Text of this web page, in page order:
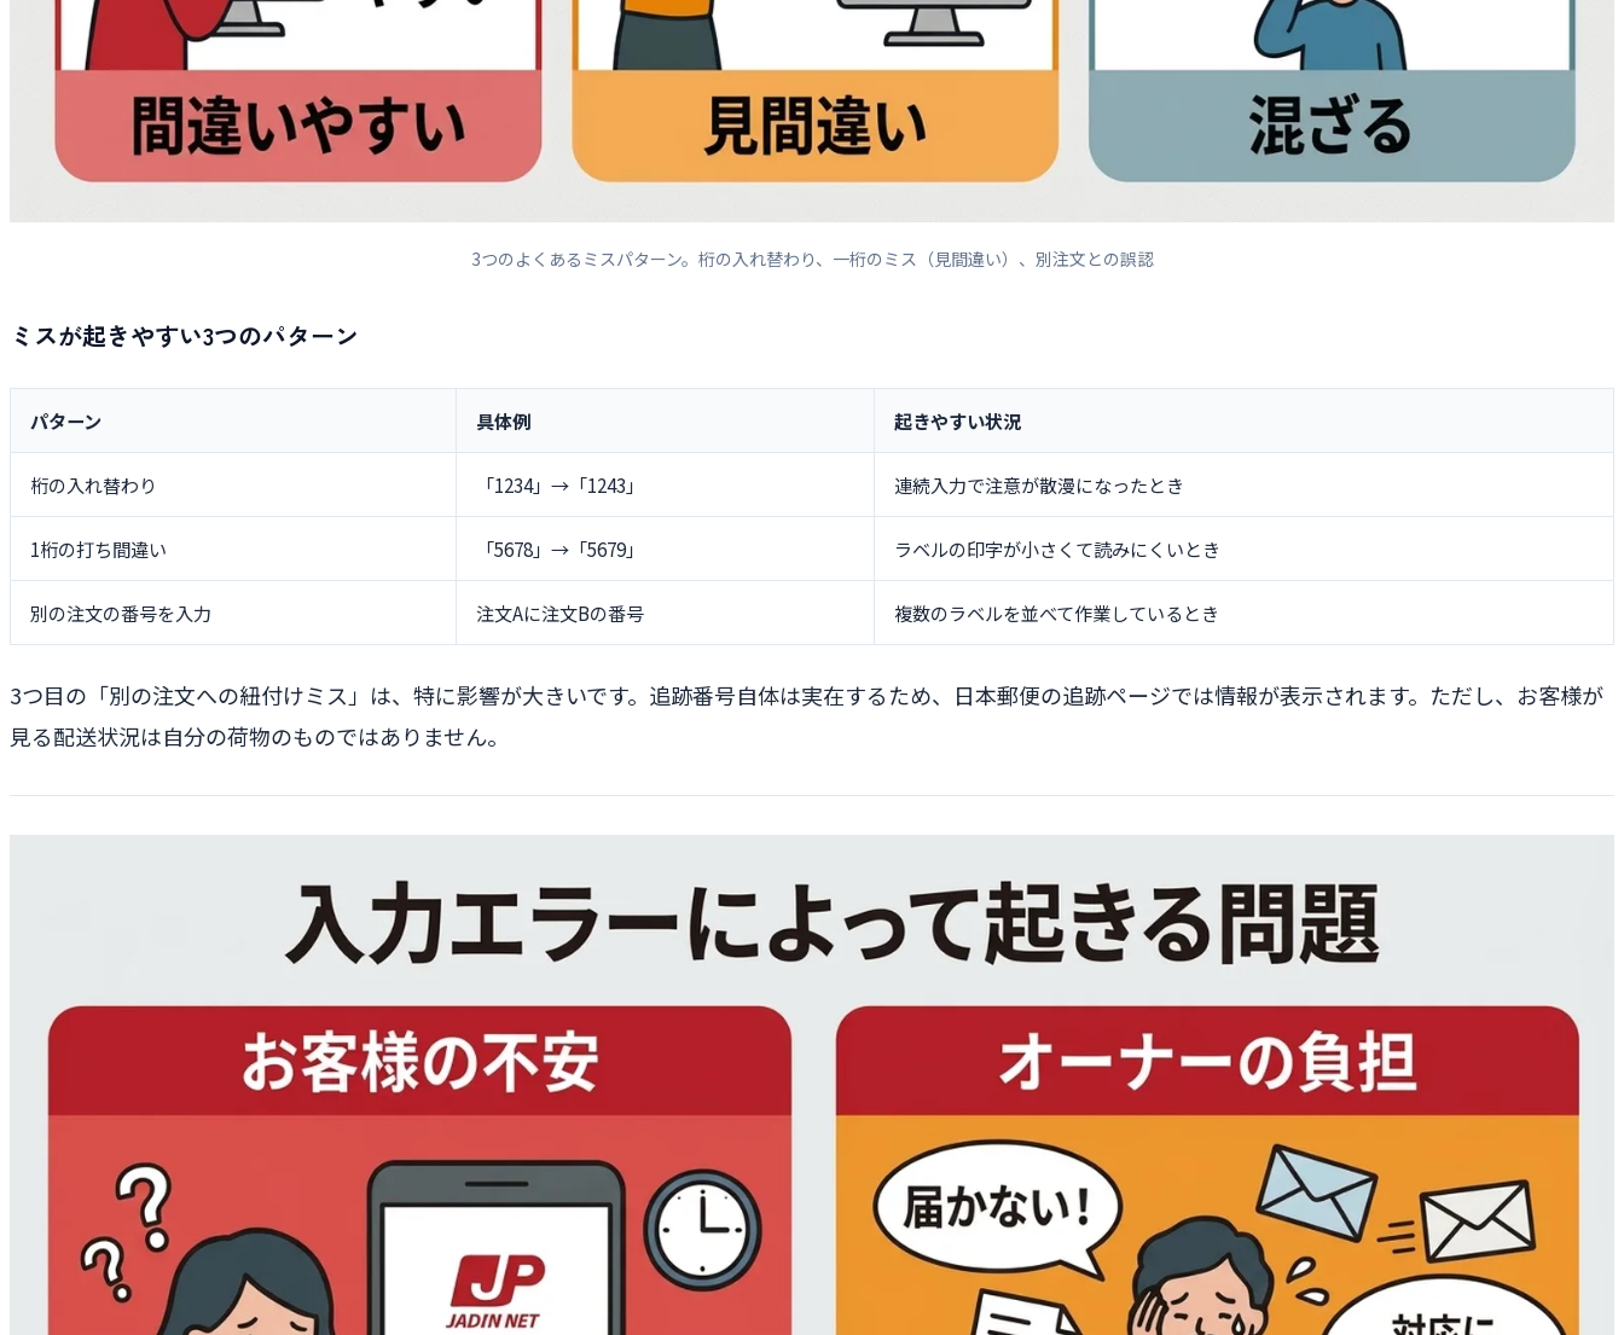
3つのよくあるミスパターン。桁の入れ替わり、一桁のミス（見間違い）、別注文との誤認
ミスが起きやすい3つのパターン
パターン 具体例 起きやすい状況
桁の入れ替わり 「1234」→「1243」 連続入力で注意が散漫になったとき
1桁の打ち間違い 「5678」→「5679」 ラベルの印字が小さくて読みにくいとき
別の注文の番号を入力 注文Aに注文Bの番号 複数のラベルを並べて作業しているとき
3つ目の「別の注文への紐付けミス」は、特に影響が大きいです。追跡番号自体は実在するため、日本郵便の追跡ページでは情報が表示されます。ただし、お客様が
見る配送状況は自分の荷物のものではありません。